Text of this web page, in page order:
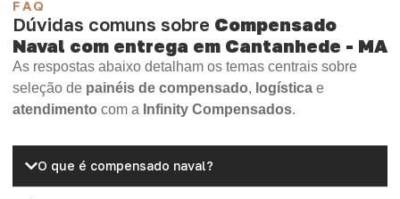
FAQ
Dúvidas comuns sobre Compensado
Naval com entrega em Cantanhede - MA
As respostas abaixo detalham os temas centrais sobre
seleção de painéis de compensado, logística e
atendimento com a Infinity Compensados.
O que é compensado naval?